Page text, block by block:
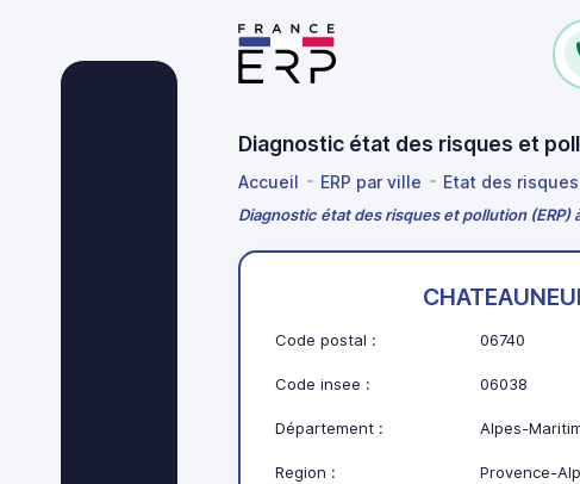
Diagnostic état des risques et
Accueil ERP par ville Etat des
Diagnostic état des risques et pollution (ERP)
Code postal : 06740
Code insee : 06038
Département : Alpes-
Region : Provence-